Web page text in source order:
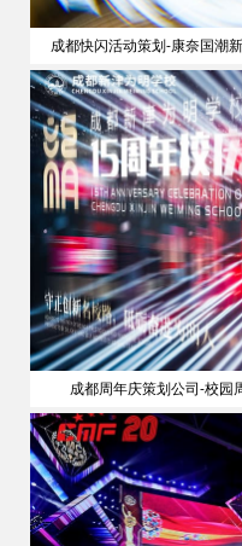
成都快闪活动策划-康奈国潮
成都周年庆策划公司-校园